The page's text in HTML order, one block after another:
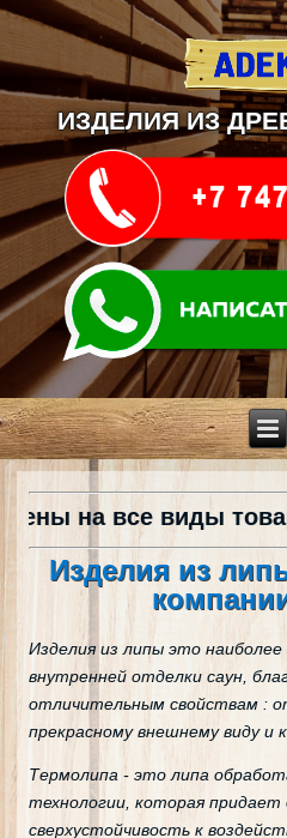
ИЗДЕЛИЯ ИЗ
снижены на
Изделия из
Изделия из липы это
внутренней отделки саун,
отличительным свойствам :
прекрасному внешнему виду и
Термолипа - это липа
технологии, которая придает
сверхустойчивость к